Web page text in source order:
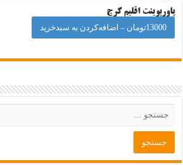
پاورپوینت اقلیم کرج
13000تومان – اضافه‌کردن به سبدخرید